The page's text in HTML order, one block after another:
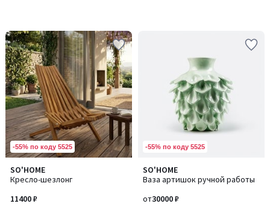
-55% по коду 5525
SO'HOME
Кресло-шезлонг
11400 ₽
-55% по коду 5525
SO'HOME
Ваза артишок ручной работы
от30000 ₽
Количество
цветов: